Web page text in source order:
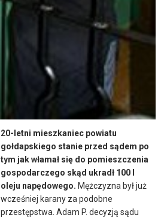
20-letni mieszkaniec powiatu
gołdapskiego stanie przed sądem po
tym jak włamał się do pomieszczenia
gospodarczego skąd ukradł 100 l
oleju napędowego. Mężczyzna był już
wcześniej karany za podobne
przestępstwa. Adam P. decyzją sądu